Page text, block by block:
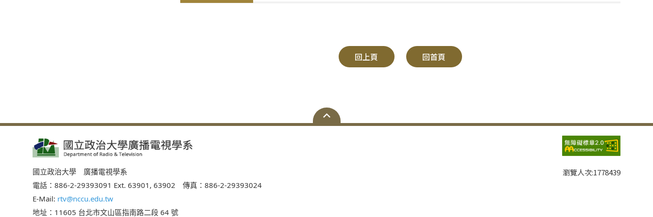
回上頁 回首頁
國立政治大學 廣播電視學系
電話：886-2-29393091 Ext. 63901, 63902 傳真：886-2-29393024
E-Mail: rtv@nccu.edu.tw
地址：11605 台北市文山區指南路二段 64 號
瀏覽人次:1778439